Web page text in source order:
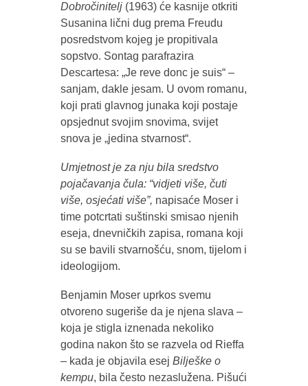
Dobročinitelj (1963) će kasnije otkriti
Susanina lični dug prema Freudu
posredstvom kojeg je propitivala
sopstvo. Sontag parafrazira
Descartesa: „Je reve donc je suis“ –
sanjam, dakle jesam. U ovom romanu,
koji prati glavnog junaka koji postaje
opsjednut svojim snovima, svijet
snova je „jedina stvarnost“.
Umjetnost je za nju bila sredstvo
pojačavanja čula: “vidjeti više, čuti
više, osjećati više”, napisaće Moser i
time potcrtati suštinski smisao njenih
eseja, dnevničkih zapisa, romana koji
su se bavili stvarnošću, snom, tijelom i
ideologijom.
Benjamin Moser uprkos svemu
otvoreno sugeriše da je njena slava –
koja je stigla iznenada nekoliko
godina nakon što se razvela od Rieffa
– kada je objavila esej Bilješke o
kempu, bila često nezaslužena. Pišući